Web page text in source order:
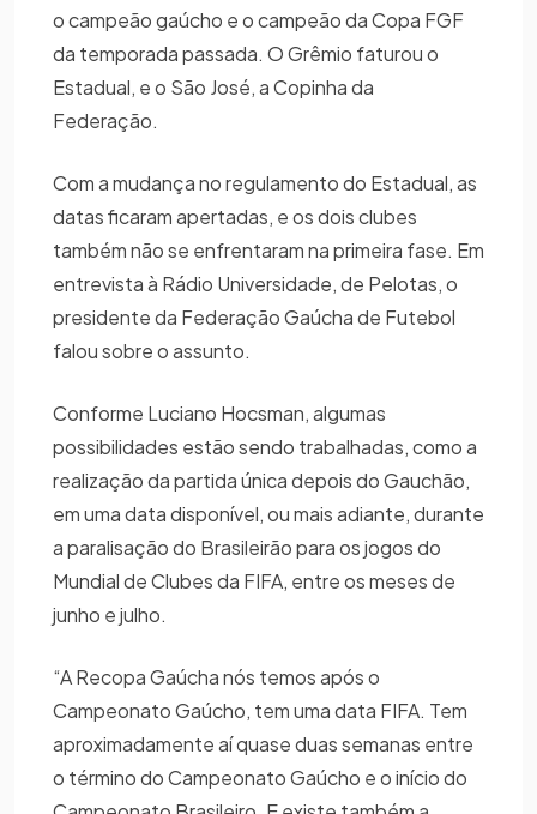
o campeão gaúcho e o campeão da Copa FGF
da temporada passada. O Grêmio faturou o
Estadual, e o São José, a Copinha da
Federação.
Com a mudança no regulamento do Estadual, as
datas ficaram apertadas, e os dois clubes
também não se enfrentaram na primeira fase. Em
entrevista à Rádio Universidade, de Pelotas, o
presidente da Federação Gaúcha de Futebol
falou sobre o assunto.
Conforme Luciano Hocsman, algumas
possibilidades estão sendo trabalhadas, como a
realização da partida única depois do Gauchão,
em uma data disponível, ou mais adiante, durante
a paralisação do Brasileirão para os jogos do
Mundial de Clubes da FIFA, entre os meses de
junho e julho.
“A Recopa Gaúcha nós temos após o
Campeonato Gaúcho, tem uma data FIFA. Tem
aproximadamente aí quase duas semanas entre
o término do Campeonato Gaúcho e o início do